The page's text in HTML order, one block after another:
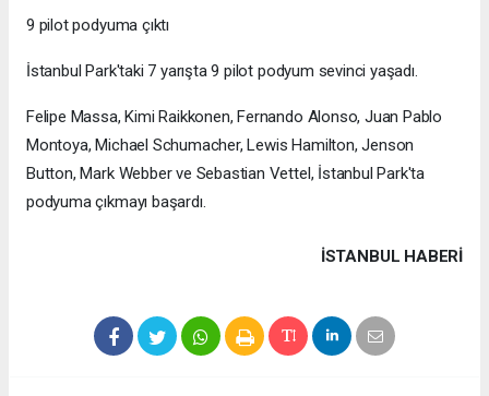
9 pilot podyuma çıktı
İstanbul Park'taki 7 yarışta 9 pilot podyum sevinci yaşadı.
Felipe Massa, Kimi Raikkonen, Fernando Alonso, Juan Pablo
Montoya, Michael Schumacher, Lewis Hamilton, Jenson
Button, Mark Webber ve Sebastian Vettel, İstanbul Park'ta
podyuma çıkmayı başardı.
İSTANBUL HABERİ